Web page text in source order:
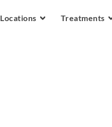
Locations
Treatments